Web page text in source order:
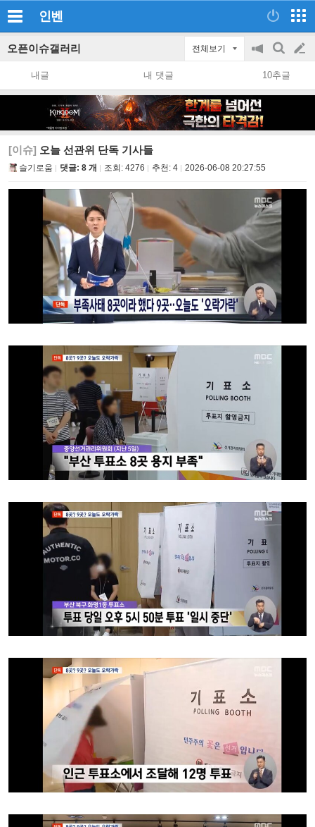
인벤
오픈이슈갤러리 전체보기
공
지
on/off
검
색
글
쓰
내글 내 댓글 10추글
[이슈] 오늘 선관위 단독 기사들
슬기로움 댓글: 8 개 조회: 4276 추천: 4 2026-06-08 20:27:55